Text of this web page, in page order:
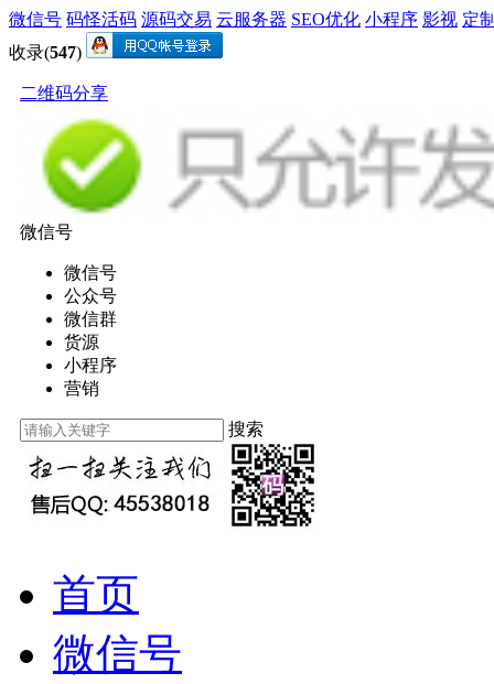
微信号 码怪活码 源码交易 云服务器 SEO优化 小程序 影视 定
收录(547)
二维码分享
微信号
微信号
公众号
微信群
货源
小程序
营销
搜索
首页
微信号